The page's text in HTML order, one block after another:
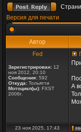
Версия для печати
Автор
Fed
Зарегистрирован: 12
ноя 2012, 20:10
Сообщения: 592
Откуда: Тольятти
Мотоцикл(ы): FXST
2006г.
А
23 ноя 2025, 17:43